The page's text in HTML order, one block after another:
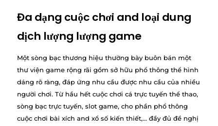
Đa dạng cuộc chơi and loại dung
dịch lượng lượng game
Một sòng bạc thương hiệu thường bày buôn bán một
thư viện game rộng rãi gồm sở hữu phổ thông thể hình
dáng rõ ràng, đáp ứng nhu cầu được nhu cầu của nhiều
người chơi. Từ hầu hết cuộc chơi cá trực tuyến thể thao,
sòng bạc trực tuyến, slot game, cho phần phổ thông
cuộc chơi bài xích and xổ số kiến thiết,… đầy đủ đề nghị